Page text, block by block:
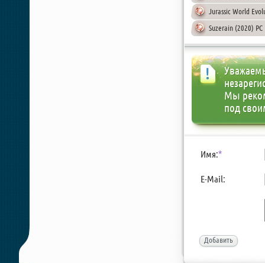
Jurassic World
Suzerain (2020)
Мы
под
Имя:*
E-Mail:
Добавить